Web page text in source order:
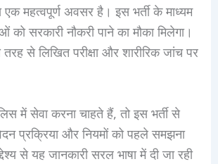
एक महत्वपूर्ण अवसर है। इस भर्ती के माध्यम
को सरकारी नौकरी पाने का मौका मिलेगा।
तरह से लिखित परीक्षा और शारीरिक जांच पर
में सेवा करना चाहते हैं, तो इस भर्ती से
प्रक्रिया और नियमों को पहले समझना
से यह जानकारी सरल भाषा में दी जा रही